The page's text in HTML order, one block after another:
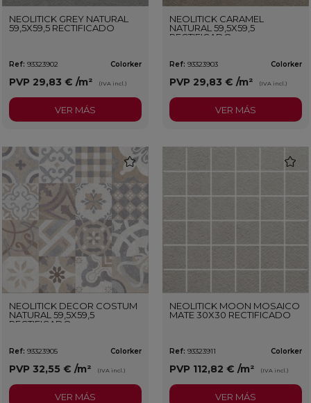
NEOLITICK GREY NATURAL
59,5X59,5 RECTIFICADO
Ref: 93323902 Colorker
PVP 29,83 € /m² (IVA incl.)
VER MÁS
NEOLITICK CARAMEL
NATURAL 59,5X59,5
RECTIFICADO
Ref: 93323903 Colorker
PVP 29,83 € /m² (IVA incl.)
VER MÁS
NEOLITICK DECOR COSTUM
NATURAL 59,5X59,5
RECTIFICADO
Ref: 93323905 Colorker
PVP 32,55 € /m² (IVA incl.)
favorite
VER MÁS
NEOLITICK MOON MOSAICO
MATE 30X30 RECTIFICADO
Ref: 93323911 Colorker
PVP 112,82 € /m² (IVA incl.)
VER MÁS